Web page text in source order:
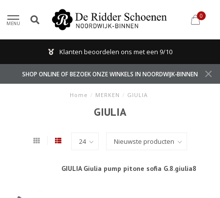
MENU
0
Klanten beoordelen ons met een 9/10
SHOP ONLINE OF BEZOEK ONZE WINKELS IN NOORDWIJK-BINNEN
Home / MERKEN / GIULIA
GIULIA
GIULIA Giulia pump pitone sofia G.8.giulia8